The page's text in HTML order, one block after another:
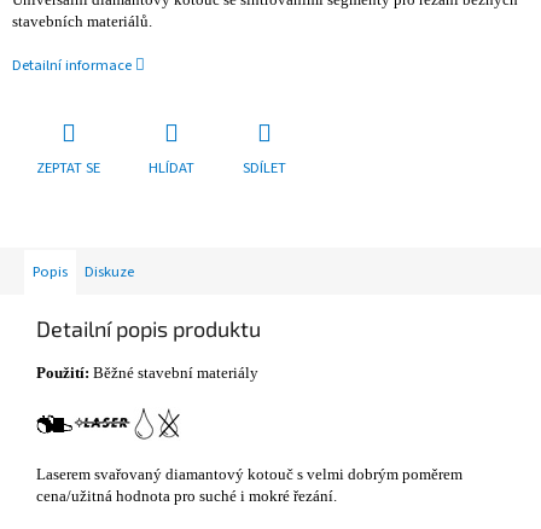
stavebních materiálů.
Detailní informace
ZEPTAT SE HLÍDAT SDÍLET
Popis Diskuze
Detailní popis produktu
Použití: Běžné stavební materiály
Laserem svařovaný diamantový kotouč s velmi dobrým poměrem
cena/užitná hodnota pro suché i mokré řezání.